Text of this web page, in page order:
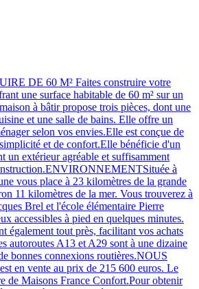
DE 60 M² Faites construire votre
une surface habitable de 60 m² sur un
à bâtir propose trois pièces, dont une
et une salle de bains. Elle offre un
selon vos envies.Elle est conçue de
et de confort.Elle bénéficie d'un
un extérieur agréable et suffisamment
à
vous place à 23 kilomètres de la grande
11 kilomètres de la mer. Vous trouverez à
Brel et l'école élémentaire Pierre
accessibles à pied en quelques minutes.
également tout près, facilitant vos achats
autoroutes A13 et A29 sont à une dizaine
bonnes connexions routières.NOUS
en vente au prix de 215 600 euros. Le
de Maisons France Confort.Pour obtenir